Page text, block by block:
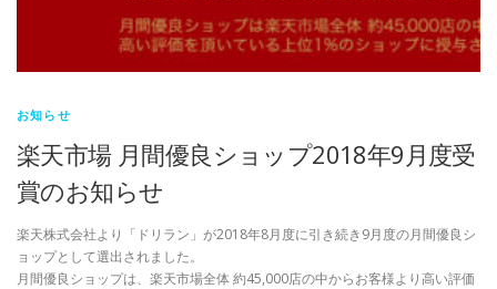
お知らせ
楽天市場 月間優良ショップ2018年9月度受
賞のお知らせ
楽天株式会社より「ドリラン」が2018年8月度に引き続き9月度の月間優良シ
ョップとして選出されました。
月間優良ショップは、楽天市場全体 約45,000店の中からお客様より高い評価